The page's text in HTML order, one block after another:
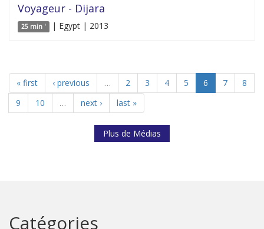
Voyageur - Dijara
25 min ' | Egypt | 2013
« first ‹ previous … 2 3 4 5 6 7
8
9
10 … next › last »
Plus de Médias
Catégories